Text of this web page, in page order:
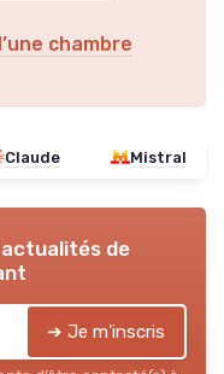
chambre
Claude Mistral
de
➔ Je m'inscris